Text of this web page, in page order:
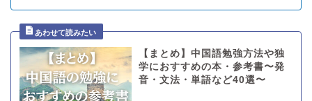
【まとめ】中国語勉強方法や独
学におすすめの本・参考書〜発
音・文法・単語など40選〜